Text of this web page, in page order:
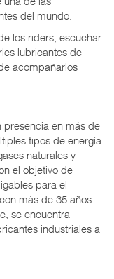
del mundo.
los riders, escuchar
lubricantes de
acompañarlos
presencia en más de
tipos de energía
naturales y
el objetivo de
para el
más de 35 años
se encuentra
industriales a